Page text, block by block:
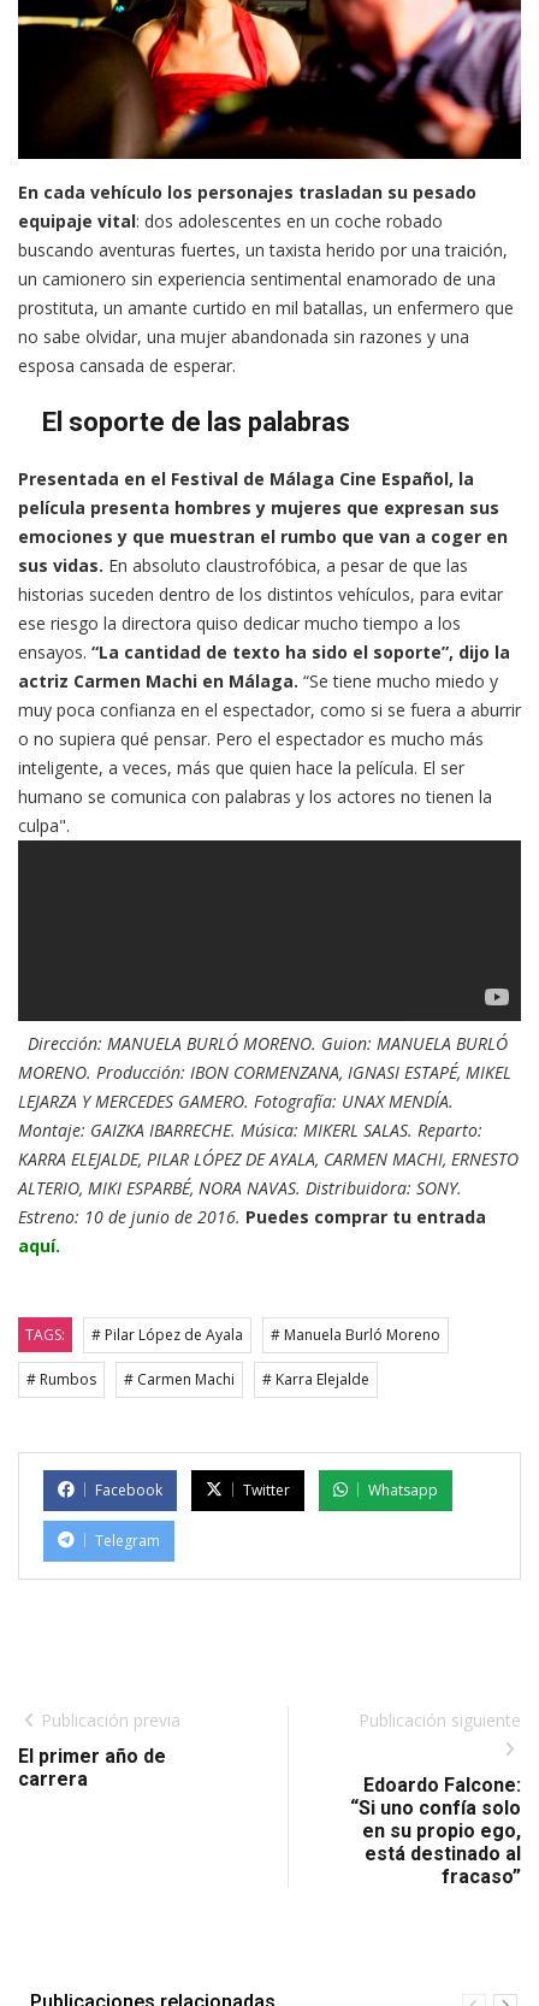
En cada vehículo los personajes trasladan su pesado
equipaje vital: dos adolescentes en un coche robado
buscando aventuras fuertes, un taxista herido por una traición,
un camionero sin experiencia sentimental enamorado de una
prostituta, un amante curtido en mil batallas, un enfermero que
no sabe olvidar, una mujer abandonada sin razones y una
esposa cansada de esperar.
El soporte de las palabras
Presentada en el Festival de Málaga Cine Español, la
película presenta hombres y mujeres que expresan sus
emociones y que muestran el rumbo que van a coger en
sus vidas. En absoluto claustrofóbica, a pesar de que las
historias suceden dentro de los distintos vehículos, para evitar
ese riesgo la directora quiso dedicar mucho tiempo a los
ensayos. “La cantidad de texto ha sido el soporte”, dijo la
actriz Carmen Machi en Málaga. “Se tiene mucho miedo y
muy poca confianza en el espectador, como si se fuera a aburrir
o no supiera qué pensar. Pero el espectador es mucho más
inteligente, a veces, más que quien hace la película. El ser
humano se comunica con palabras y los actores no tienen la
culpa".
Dirección: MANUELA BURLÓ MORENO. Guion: MANUELA BURLÓ
MORENO. Producción: IBON CORMENZANA, IGNASI ESTAPÉ, MIKEL
LEJARZA Y MERCEDES GAMERO. Fotografía: UNAX MENDÍA.
Montaje: GAIZKA IBARRECHE. Música: MIKERL SALAS. Reparto:
KARRA ELEJALDE, PILAR LÓPEZ DE AYALA, CARMEN MACHI, ERNESTO
ALTERIO, MIKI ESPARBÉ, NORA NAVAS. Distribuidora: SONY.
Estreno: 10 de junio de 2016. Puedes comprar tu entrada
aquí.
TAGS: # Pilar López de Ayala # Manuela Burló Moreno
# Rumbos # Carmen Machi # Karra Elejalde
Facebook Twitter Whatsapp
Telegram
Publicación previa
El primer año de
carrera
Publicación siguiente
Edoardo Falcone:
“Si uno confía solo
en su propio ego,
está destinado al
fracaso”